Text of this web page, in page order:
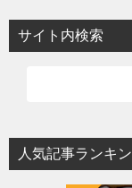
サイト内検索
人気記事ランキ